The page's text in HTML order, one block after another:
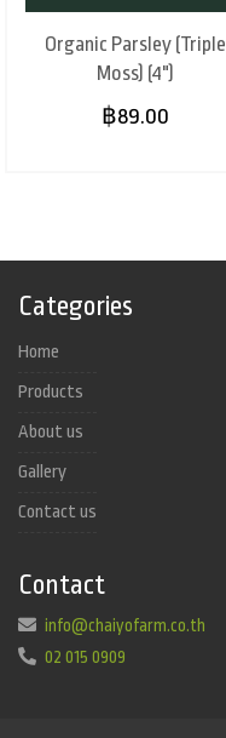
Organic Parsley (Triple
Moss) (4")
฿89.00
Categories
Home
Products
About us
Gallery
Contact us
Contact
info@chaiyofarm.co.th
02 015 0909